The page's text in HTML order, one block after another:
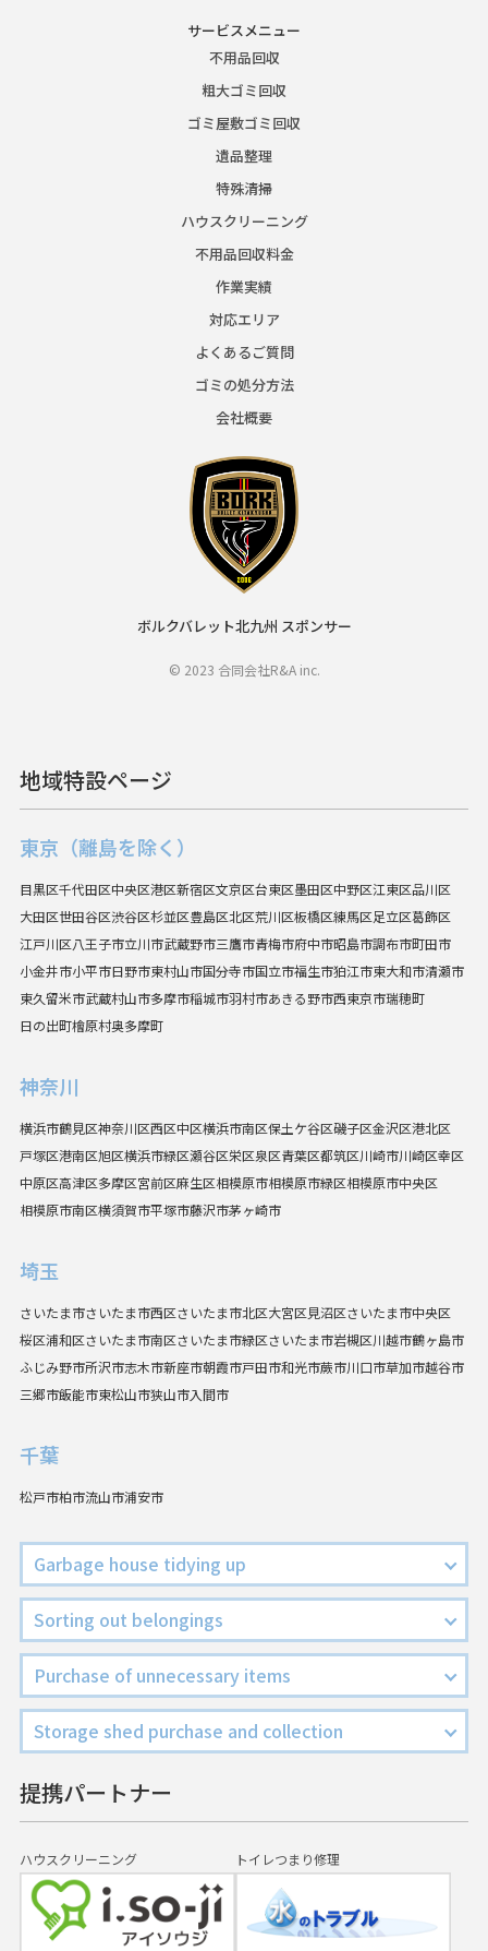
サービスメニュー
不用品回収
粗大ゴミ回収
ゴミ屋敷ゴミ回収
遺品整理
特殊清掃
ハウスクリーニング
不用品回収料金
作業実績
対応エリア
よくあるご質問
ゴミの処分方法
会社概要
ボルクバレット北九州 スポンサー
© 2023 合同会社R&A inc.
地域特設ページ
東京（離島を除く）
目黒区千代田区中央区港区新宿区文京区台東区墨田区中野区江東区品川区
大田区世田谷区渋谷区杉並区豊島区北区荒川区板橋区練馬区足立区葛飾区
江戸川区八王子市立川市武蔵野市三鷹市青梅市府中市昭島市調布市町田市
小金井市小平市日野市東村山市国分寺市国立市福生市狛江市東大和市清瀬市
東久留米市武蔵村山市多摩市稲城市羽村市あきる野市西東京市瑞穂町
日の出町檜原村奥多摩町
神奈川
横浜市鶴見区神奈川区西区中区横浜市南区保土ケ谷区磯子区金沢区港北区
戸塚区港南区旭区横浜市緑区瀬谷区栄区泉区青葉区都筑区川崎市川崎区幸区
中原区高津区多摩区宮前区麻生区相模原市相模原市緑区相模原市中央区
相模原市南区横須賀市平塚市藤沢市茅ヶ崎市
埼玉
さいたま市さいたま市西区さいたま市北区大宮区見沼区さいたま市中央区
桜区浦和区さいたま市南区さいたま市緑区さいたま市岩槻区川越市鶴ヶ島市
ふじみ野市所沢市志木市新座市朝霞市戸田市和光市蕨市川口市草加市越谷市
三郷市飯能市東松山市狭山市入間市
千葉
松戸市柏市流山市浦安市
Garbage house tidying up
Sorting out belongings
Purchase of unnecessary items
Storage shed purchase and collection
提携パートナー
ハウスクリーニング トイレつまり修理